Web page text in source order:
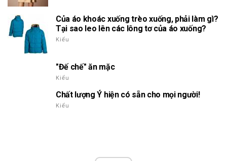
Của áo khoác xuống trèo xuống, phải làm gì?
Tại sao leo lên các lông tơ của áo xuống?
Kiểu
"Đế chế" ăn mặc
Kiểu
Chất lượng Ý hiện có sẵn cho mọi người!
Kiểu